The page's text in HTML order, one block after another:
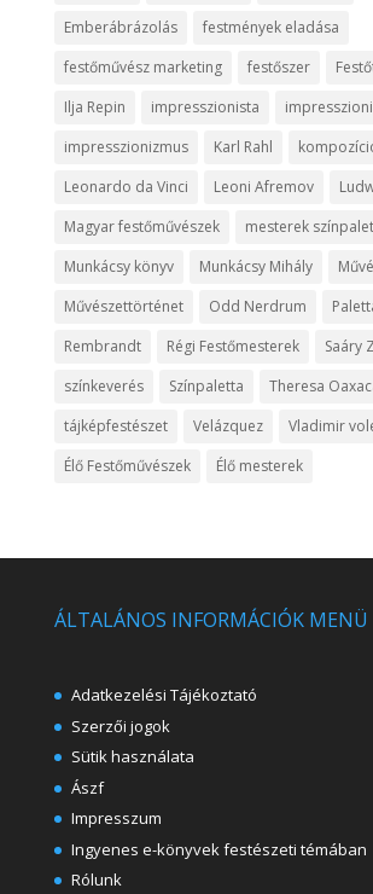
Emberábrázolás
festmények eladása
festőművész marketing
festőszer
Ilja Repin
impresszionista
impresszionizmus
Karl Rahl
Leonardo da Vinci
Leoni Afremov
Magyar festőművészek
mesterek
Munkácsy könyv
Munkácsy Mihály
Művészettörténet
Odd Nerdrum
Rembrandt
Régi Festőmesterek
Saáry
színkeverés
Színpaletta Theresa
tájképfestészet
Velázquez
Vladimir
Élő Festőművészek
Élő mesterek
ÁLTALÁNOS INFORMÁCIÓK MENÜ
Adatkezelési Tájékoztató
Szerzői jogok
Sütik használata
Ászf
Impresszum
Ingyenes e-könyvek festészeti témában
Rólunk